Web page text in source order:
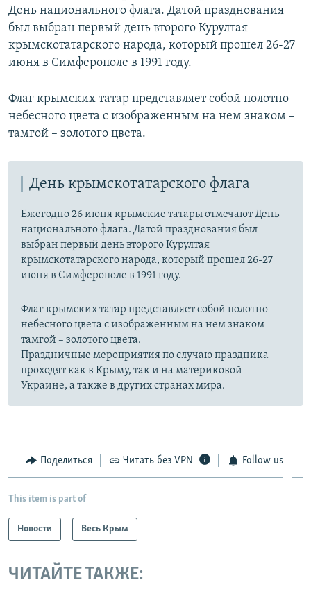
День национального флага. Датой празднования
был выбран первый день второго Курултая
крымскотатарского народа, который прошел 26-27
июня в Симферополе в 1991 году.
​Флаг крымских татар представляет собой полотно
небесного цвета с изображенным на нем знаком –
тамгой – золотого цвета.
День крымскотатарского флага
Ежегодно 26 июня крымские татары отмечают День
национального флага. Датой празднования был
выбран первый день второго Курултая
крымскотатарского народа, который прошел 26-27
июня в Симферополе в 1991 году.
Флаг крымских татар представляет собой полотно
небесного цвета с изображенным на нем знаком –
тамгой – золотого цвета.
Праздничные мероприятия по случаю праздника
проходят как в Крыму, так и на материковой
Украине, а также в других странах мира.
Поделиться Читать без VPN Follow us
This item is part of
Новости Весь Крым
ЧИТАЙТЕ ТАКЖЕ: